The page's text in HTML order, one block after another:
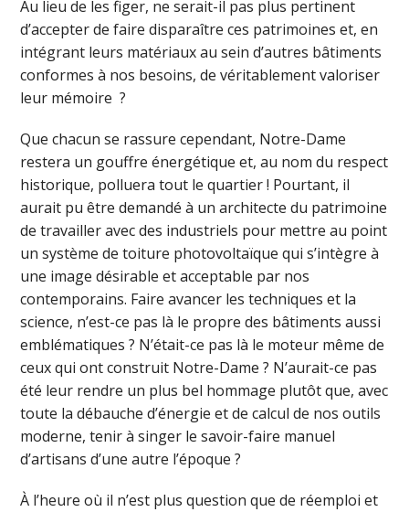
Au lieu de les figer, ne serait-il pas plus pertinent
d’accepter de faire disparaître ces patrimoines et, en
intégrant leurs matériaux au sein d’autres bâtiments
conformes à nos besoins, de véritablement valoriser
leur mémoire ?
Que chacun se rassure cependant, Notre-Dame
restera un gouffre énergétique et, au nom du respect
historique, polluera tout le quartier ! Pourtant, il
aurait pu être demandé à un architecte du patrimoine
de travailler avec des industriels pour mettre au point
un système de toiture photovoltaïque qui s’intègre à
une image désirable et acceptable par nos
contemporains. Faire avancer les techniques et la
science, n’est-ce pas là le propre des bâtiments aussi
emblématiques ? N’était-ce pas là le moteur même de
ceux qui ont construit Notre-Dame ? N’aurait-ce pas
été leur rendre un plus bel hommage plutôt que, avec
toute la débauche d’énergie et de calcul de nos outils
moderne, tenir à singer le savoir-faire manuel
d’artisans d’une autre l’époque ?
À l’heure où il n’est plus question que de réemploi et